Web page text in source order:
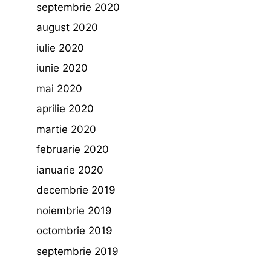
septembrie 2020
august 2020
iulie 2020
iunie 2020
mai 2020
aprilie 2020
martie 2020
februarie 2020
ianuarie 2020
decembrie 2019
noiembrie 2019
octombrie 2019
septembrie 2019